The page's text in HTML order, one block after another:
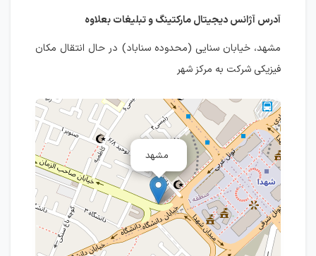
آدرس آژانس دیجیتال مارکتینگ و تبلیغات بعلاوه
مشهد، خیابان سنایی (محدوده سناباد) در حال انتقال مکان
فیزیکی شرکت به مرکز شهر
مشهد